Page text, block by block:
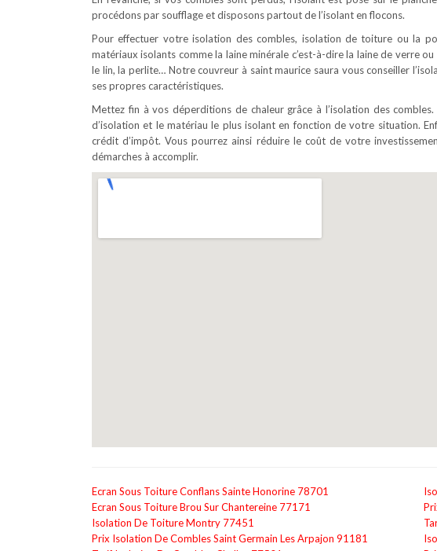
procédons par soufflage et disposons partout de l’isolant en flocons.
Pour effectuer votre isolation des combles, isolation de toiture ou la
matériaux isolants comme la laine minérale c’est-à-dire la laine de verre
le lin, la perlite… Notre couvreur à saint maurice saura vous conseiller
ses propres caractéristiques.
Mettez fin à vos déperditions de chaleur grâce à l’isolation des
d’isolation et le matériau le plus isolant en fonction de votre situation.
crédit d’impôt. Vous pourrez ainsi réduire le coût de votre
démarches à accomplir.
Ecran Sous Toiture Conflans Sainte Honorine 78701
Ecran Sous Toiture Brou Sur Chantereine 77171
Isolation De Toiture Montry 77451
Prix Isolation De Combles Saint Germain Les Arpajon 91181